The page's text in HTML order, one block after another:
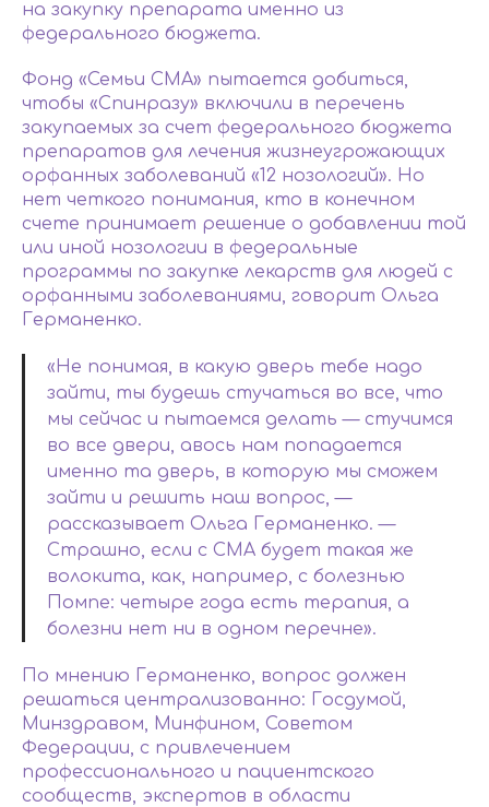
на закупку препарата именно из
федерального бюджета.
Фонд «Семьи СМА» пытается добиться,
чтобы «Спинразу» включили в перечень
закупаемых за счет федерального бюджета
препаратов для лечения жизнеугрожающих
орфанных заболеваний «12 нозологий». Но
нет четкого понимания, кто в конечном
счете принимает решение о добавлении той
или иной нозологии в федеральные
программы по закупке лекарств для людей с
орфанными заболеваниями, говорит Ольга
Германенко.
«Не понимая, в какую дверь тебе надо
зайти, ты будешь стучаться во все, что
мы сейчас и пытаемся делать — стучимся
во все двери, авось нам попадается
именно та дверь, в которую мы сможем
зайти и решить наш вопрос, —
рассказывает Ольга Германенко. —
Страшно, если с СМА будет такая же
волокита, как, например, с болезнью
Помпе: четыре года есть терапия, а
болезни нет ни в одном перечне».
По мнению Германенко, вопрос должен
решаться централизованно: Госдумой,
Минздравом, Минфином, Советом
Федерации, с привлечением
профессионального и пациентского
сообществ, экспертов в области